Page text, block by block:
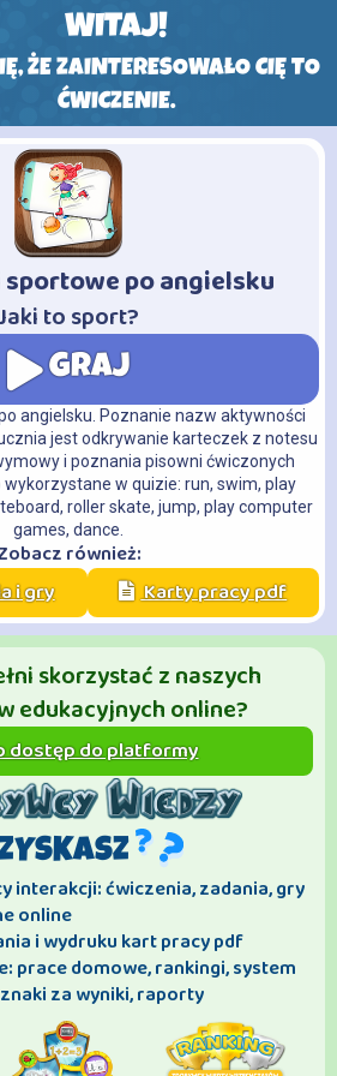
WITAJ!
ŻE ZAINTERESOWAŁO CIĘ TO
ĆWICZENIE.
po angielsku
to sport?
GRAJ
angielsku. Poznanie nazw aktywności
jest odkrywanie karteczek z notesu
i poznania pisowni ćwiczonych
wykorzystane w quizie: run, swim, play
roller skate, jump, play computer
games, dance.
również:
i gry Karty pracy pdf
skorzystać z naszych
edukacyjnych online?
dostęp do platformy
interakcji: ćwiczenia, zadania, gry
online
i wydruku kart pracy pdf
prace domowe, rankingi, system
za wyniki, raporty